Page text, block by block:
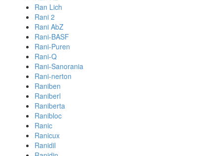
Ran Lich
Rani 2
Rani AbZ
Rani-BASF
Rani-Puren
Rani-Q
Rani-Sanorania
Rani-nerton
Raniben
Raniberl
Raniberta
Ranibloc
Ranic
Ranicux
Ranidil